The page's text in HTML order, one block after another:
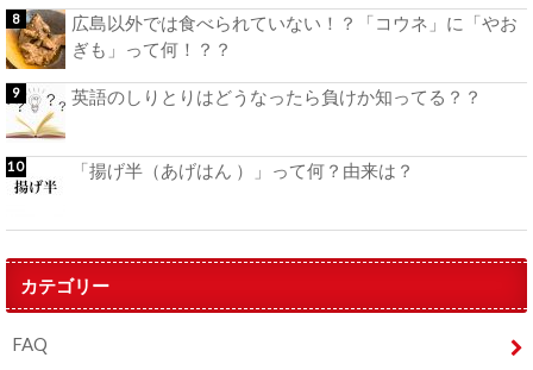
広島以外では食べられていない！？「コウネ」に「やお
ぎも」って何！？？
英語のしりとりはどうなったら負けか知ってる？？
「揚げ半（あげはん ）」って何？由来は？
カテゴリー
FAQ